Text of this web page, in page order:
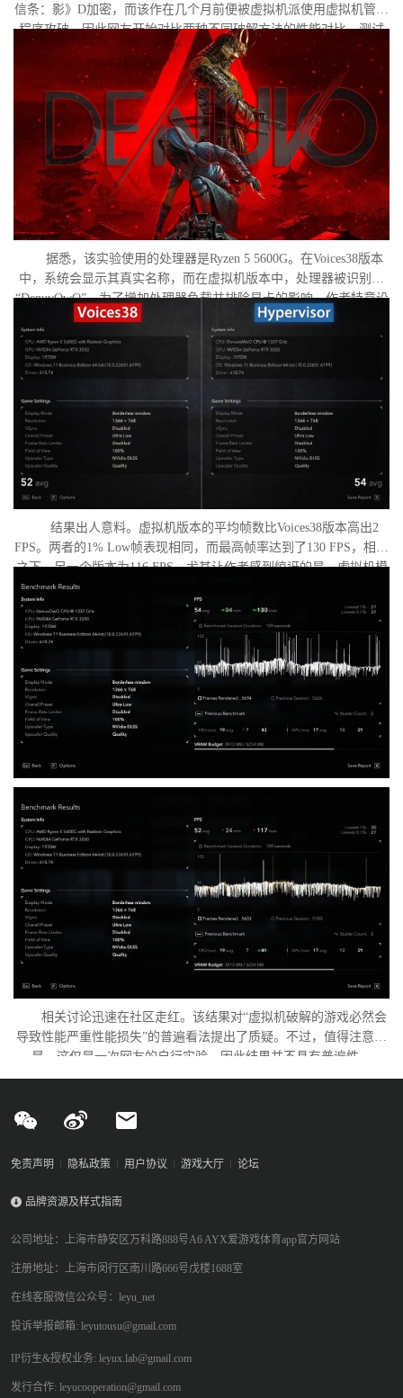
信条：影》D加密，而该作在几个月前便被虚拟机派使用虚拟机管理
程序攻破。因此网友开始对比两种不同破解方法的性能对比。测试
作者决定验证，虚拟机管理程序是否真的会像许多玩家认为的那
样，导致明显的帧数下降。
据悉，该实验使用的处理器是Ryzen 5 5600G。在Voices38版本
中，系统会显示其真实名称，而在虚拟机版本中，处理器被识别为
“DenuvOwO”。为了增加处理器负载并排除显卡的影响，作者特意设
置了低分辨率，并将所有图形设置调至“极低”模式。两项测试均在相
同条件下进行：内存完整性和基于虚拟化的安全性（VBS）均已关
闭，并且两轮测试之间电脑甚至没有重启。
结果出人意料。虚拟机版本的平均帧数比Voices38版本高出2
FPS。两者的1% Low帧表现相同，而最高帧率达到了130 FPS，相比
之下，另一个版本为116 FPS。尤其让作者感到惊讶的是，虚拟机模
式下的优化竟如此之好。从理论上讲，额外的虚拟化层应该会给处
理器带来负担并降低性能，但实际上并没有发生这种情况。
相关讨论迅速在社区走红。该结果对“虚拟机破解的游戏必然会
导致性能严重性能损失”的普遍看法提出了质疑。不过，值得注意的
是，这仅是一次网友的自行实验，因此结果并不具有普遍性。
免责声明 隐私政策 用户协议 游戏大厅 论坛
品牌资源及样式指南
公司地址：上海市静安区万科路888号A6 AYX爱游戏体育app官方网站
注册地址：上海市闵行区南川路666号戊楼1688室
在线客服微信公众号：leyu_net
投诉举报邮箱: leyutousu@gmail.com
IP衍生&授权业务: leyux.lab@gmail.com
发行合作: leyucooperation@gmail.com